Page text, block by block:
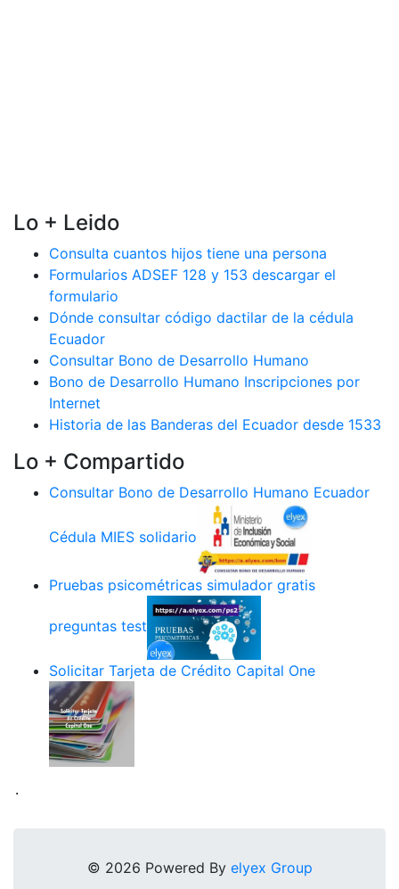
Lo + Leido
Consulta cuantos hijos tiene una persona
Formularios ADSEF 128 y 153 descargar el
formulario
Dónde consultar código dactilar de la cédula
Ecuador
Consultar Bono de Desarrollo Humano
Bono de Desarrollo Humano Inscripciones por
Internet
Historia de las Banderas del Ecuador desde 1533
Lo + Compartido
Consultar Bono de Desarrollo Humano Ecuador
Cédula MIES solidario
Pruebas psicométricas simulador gratis
preguntas test
Solicitar Tarjeta de Crédito Capital One
.
© 2026 Powered By elyex Group